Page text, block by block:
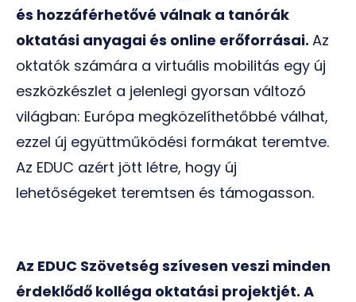
és hozzáférhetővé válnak a tanórák
oktatási anyagai és online erőforrásai. Az
oktatók számára a virtuális mobilitás egy új
eszközkészlet a jelenlegi gyorsan változó
világban: Európa megközelíthetőbbé válhat,
ezzel új együttműködési formákat teremtve.
Az EDUC azért jött létre, hogy új
lehetőségeket teremtsen és támogasson.
Az EDUC Szövetség szívesen veszi minden
érdeklődő kolléga oktatási projektjét. A